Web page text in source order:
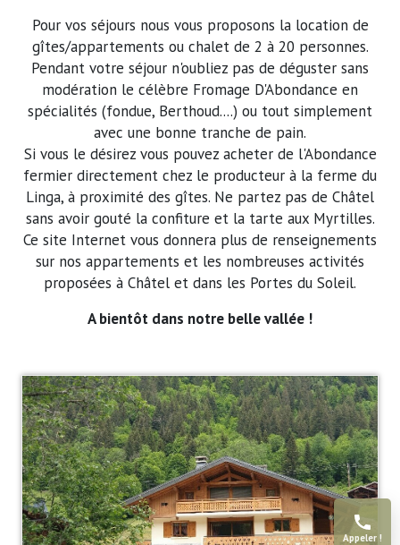
Pour vos séjours nous vous proposons la location de
gîtes/appartements ou chalet de 2 à 20 personnes.
Penda‍nt votre séjour n'oubliez pas de déguster sans
modération le célèbre Fromage D'Abondance en
spécialités (fondue, Berthoud....) ou tout simplement
avec une bonne tranche de pain.
Si vous le désirez vous pouvez acheter de l'Abondance
fermier directement chez le producteur à la ferme du
Linga, à proximité des gîtes. Ne partez pas de Châtel
sans avoir gouté la confiture et la tarte aux Myrtilles.
Ce site Internet vous donnera plus de renseignements
sur nos appartements et les nombreuses activités
proposées à Châtel et dans les Portes du Soleil.
A bientôt dans notre belle vallée !
Appeler !